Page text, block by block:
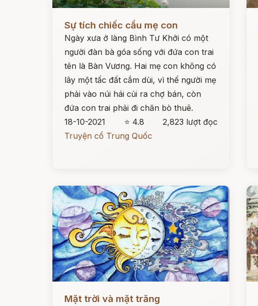
Sự tích chiếc cầu mẹ con
Ngày xưa ở làng Bình Tư Khởi có một
người đàn bà góa sống với đứa con trai
tên là Bàn Vương. Hai mẹ con không có
lây một tấc đất cắm dùi, vì thế người mẹ
phải vào núi hái củi ra chợ bán, còn
đứa con trai phải đi chăn bò thuê.
18-10-2021
⭐ 4.8
2,823 lượt đọc
Truyện cổ Trung Quốc
Mặt trời và mặt trăng